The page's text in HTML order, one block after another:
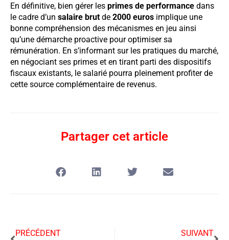
En définitive, bien gérer les primes de performance dans
le cadre d’un salaire brut de 2000 euros implique une
bonne compréhension des mécanismes en jeu ainsi
qu’une démarche proactive pour optimiser sa
rémunération. En s’informant sur les pratiques du marché,
en négociant ses primes et en tirant parti des dispositifs
fiscaux existants, le salarié pourra pleinement profiter de
cette source complémentaire de revenus.
Partager cet article
PRÉCÉDENT
SUIVANT